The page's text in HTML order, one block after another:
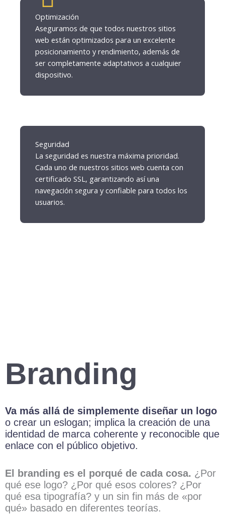
Optimización
Aseguramos de que todos nuestros sitios
web están optimizados para un excelente
posicionamiento y rendimiento, además de
ser completamente adaptativos a cualquier
dispositivo.
Seguridad
La seguridad es nuestra máxima prioridad.
Cada uno de nuestros sitios web cuenta con
certificado SSL, garantizando así una
navegación segura y confiable para todos los
usuarios.
Branding
Va más allá de simplemente diseñar un logo
o crear un eslogan; implica la creación de una
identidad de marca coherente y reconocible que
enlace con el público objetivo.
El branding es el porqué de cada cosa. ¿Por
qué ese logo? ¿Por qué esos colores? ¿Por
qué esa tipografía? y un sin fin más de «por
qué» basado en diferentes teorías.